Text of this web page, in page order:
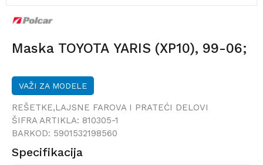
Maska TOYOTA YARIS (XP10), 99-06;
VAŽI ZA MODELE
REŠETKE,LAJSNE FAROVA I PRATEĆI DELOVI
ŠIFRA ARTIKLA: 810305-1
BARKOD: 5901532198560
Specifikacija